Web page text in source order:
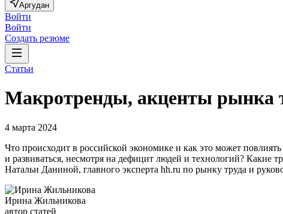
Аргудан
Войти
Войти
Создать резюме
Статьи
Макротренды, акценты рынка
4 марта 2024
Что происходит в российской экономике и как это может
и развиваться, несмотря на дефицит людей и технологий? Какие
Натальи Даниной, главного эксперта hh.ru по рынку труда и
Ирина Жильникова
автор статей